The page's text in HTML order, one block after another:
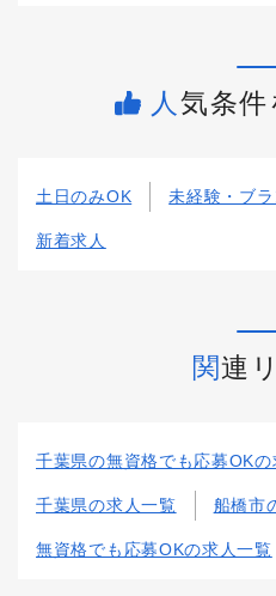
人気条
土日のみOK 未経験・ブ
新着求人
関連
千葉県の無資格でも応募OKの
千葉県の求人一覧 船橋市
無資格でも応募OKの求人一覧